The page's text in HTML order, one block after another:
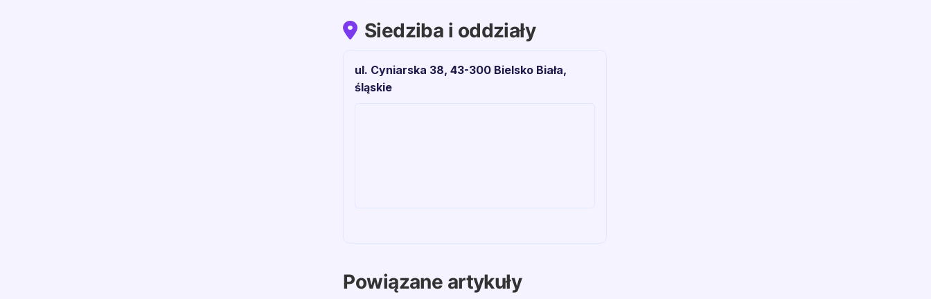
Siedziba i oddziały
ul. Cyniarska 38, 43-300 Bielsko Biała,
śląskie
Powiązane artykuły